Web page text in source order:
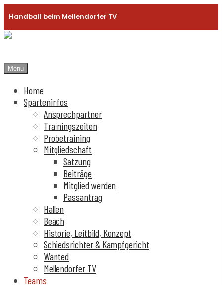
Handball beim Mellendorfer TV
Menu
Home
Sparteninfos
Ansprechpartner
Trainingszeiten
Probetraining
Mitgliedschaft
Satzung
Beiträge
Mitglied werden
Passantrag
Hallen
Beach
Historie, Leitbild, Konzept
Schiedsrichter & Kampfgericht
Wanted
Mellendorfer TV
Teams